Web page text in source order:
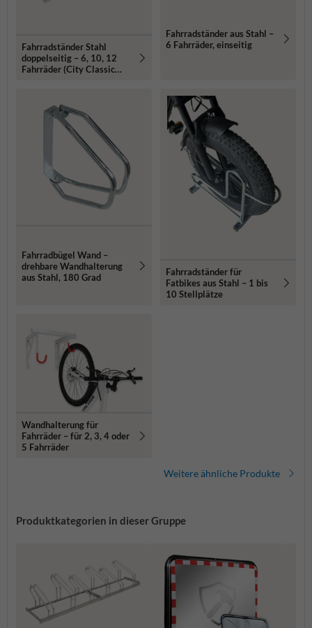
Fahrradständer Stahl
doppelseitig – 6, 10, 12
Fahrräder (City Classic
Fahrradständer aus Stahl –
6 Fahrräder, einseitig
Fahrradbügel Wand –
drehbare Wandhalterung
aus Stahl, 180 Grad
Fahrradständer für
Fatbikes aus Stahl – 1 bis
10 Stellplätze
Wandhalterung für
Fahrräder – für 2, 3, 4 oder
5 Fahrräder
Weitere ähnliche Produkte
Produktkategorien in dieser Gruppe